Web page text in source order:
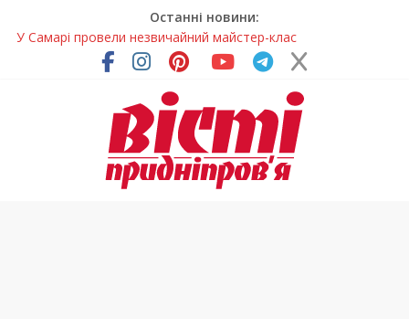
Останні новини:
У Самарі провели незвичайний майстер-клас
Світлові рішення майстрів із Дніпра визнали найкращими в
На Дніпропетровщині ліквідовують аварію на
магістральному водогоні
Спортсменка з Кам’янського встановила рекорд
Дніпропетровщини з пауерліфтингу
На Дніпропетровщині різко зросла кількість пожеж в